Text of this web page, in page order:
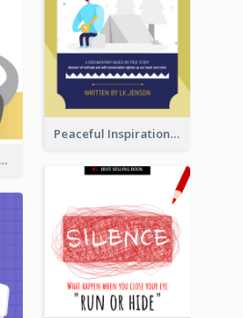
Peaceful Inspirational Camping Book Cover
Successful Rules Book Cover Design